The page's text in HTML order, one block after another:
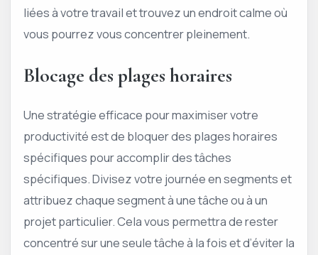
liées à votre travail et trouvez un endroit calme où
vous pourrez vous concentrer pleinement.
Blocage des plages horaires
Une stratégie efficace pour maximiser votre
productivité est de bloquer des plages horaires
spécifiques pour accomplir des tâches
spécifiques. Divisez votre journée en segments et
attribuez chaque segment à une tâche ou à un
projet particulier. Cela vous permettra de rester
concentré sur une seule tâche à la fois et d’éviter la